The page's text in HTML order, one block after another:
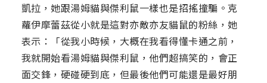
凱拉，她跟湯姆貓與傑利鼠一樣也是招搖撞騙。克
蘿伊摩蕾茲從小就是這對亦敵亦友貓鼠的粉絲，她
表示：「從我小時候，大概在我看得懂卡通之前，
我就開始看湯姆貓與傑利鼠，他們超搞笑的，會正
面交鋒，硬碰硬到底，但最後他們可能還是最好朋